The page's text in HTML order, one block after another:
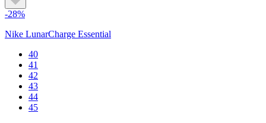
-28%
Nike LunarCharge Essential
40
41
42
43
44
45